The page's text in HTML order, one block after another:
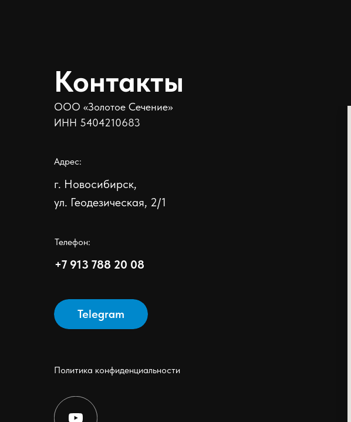
Адрес:
г. Новосибирск,
ул. Геодезическая, 2/1
Телефон:
+7 913 788 20 08
Контакты
Политика конфиденциальности
ООО «Золотое Сечение»
ИНН 5404210683
Telegram